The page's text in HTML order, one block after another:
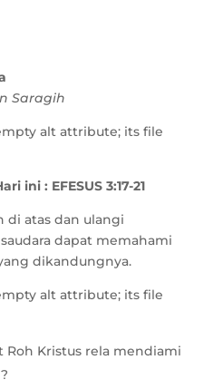
Saragih
ini : EFESUS 3:17-21
di atas dan ulangi
dapat memahami
dikandungnya.
Roh Kristus rela mendiami